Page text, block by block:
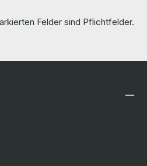
Felder sind Pflichtfelder.